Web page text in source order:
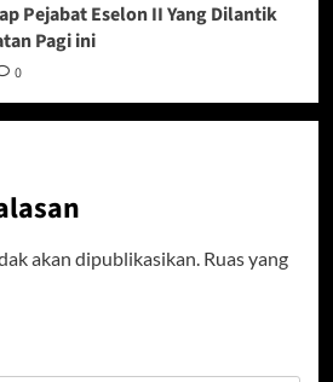
Pejabat Eselon II Yang Dilantik
Pagi ini
0
akan dipublikasikan. Ruas yang